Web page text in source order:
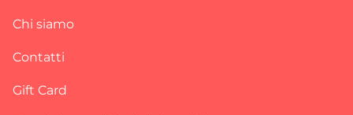
Chi siamo
Contatti
Gift Card